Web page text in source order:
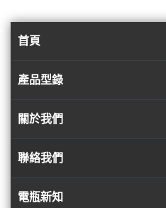
首頁
產品型錄
關於我們
聯絡我們
電瓶新知